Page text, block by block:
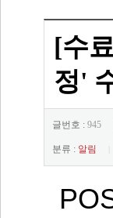
[수
정'
글번호 : 945
분류 : 알림